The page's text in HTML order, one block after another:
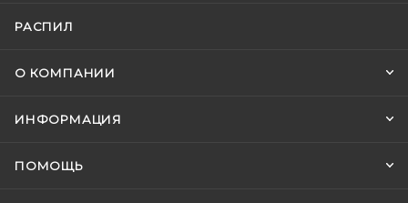
РАСПИЛ
О КОМПАНИИ
ИНФОРМАЦИЯ
ПОМОЩЬ